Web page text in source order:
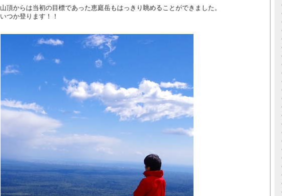
山頂からは当初の目標であった恵庭岳もはっきり眺めることができました。
いつか登ります！！